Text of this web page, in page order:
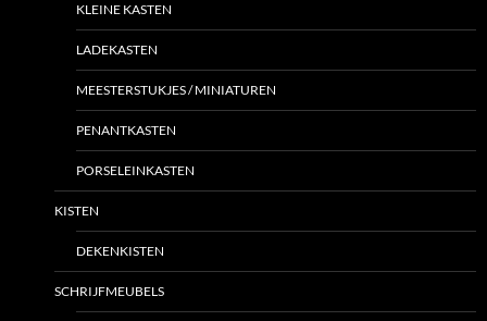
KLEINE KASTEN
LADEKASTEN
MEESTERSTUKJES / MINIATUREN
PENANTKASTEN
PORSELEINKASTEN
KISTEN
DEKENKISTEN
SCHRIJFMEUBELS